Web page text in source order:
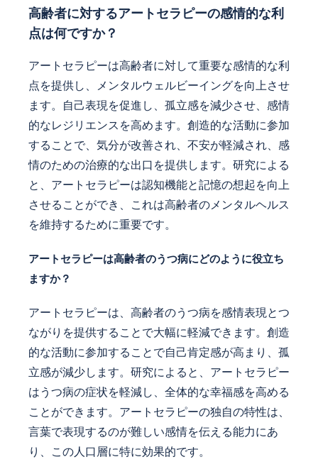
高齢者に対するアートセラピーの感情的な利
点は何ですか？
アートセラピーは高齢者に対して重要な感情的な利
点を提供し、メンタルウェルビーイングを向上させ
ます。自己表現を促進し、孤立感を減少させ、感情
的なレジリエンスを高めます。創造的な活動に参加
することで、気分が改善され、不安が軽減され、感
情のための治療的な出口を提供します。研究による
と、アートセラピーは認知機能と記憶の想起を向上
させることができ、これは高齢者のメンタルヘルス
を維持するために重要です。
アートセラピーは高齢者のうつ病にどのように役立ち
ますか？
アートセラピーは、高齢者のうつ病を感情表現とつ
ながりを提供することで大幅に軽減できます。創造
的な活動に参加することで自己肯定感が高まり、孤
立感が減少します。研究によると、アートセラピー
はうつ病の症状を軽減し、全体的な幸福感を高める
ことができます。アートセラピーの独自の特性は、
言葉で表現するのが難しい感情を伝える能力にあ
り、この人口層に特に効果的です。